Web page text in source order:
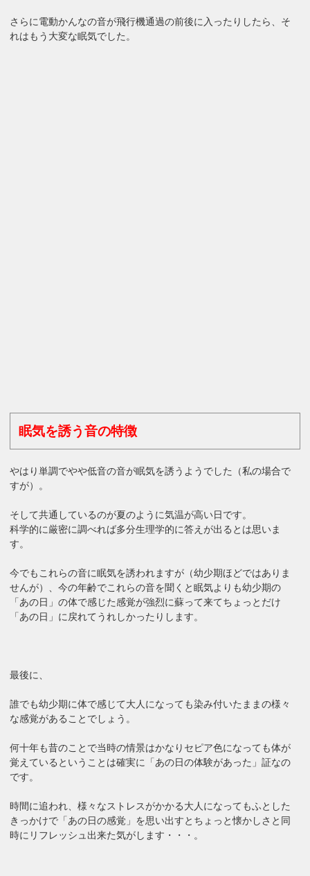
さらに電動かんなの音が飛行機通過の前後に入ったりしたら、そ
れはもう大変な眠気でした。
眠気を誘う音の特徴
やはり単調でやや低音の音が眠気を誘うようでした（私の場合で
すが）。
そして共通しているのが夏のように気温が高い日です。
科学的に厳密に調べれば多分生理学的に答えが出るとは思いま
す。
今でもこれらの音に眠気を誘われますが（幼少期ほどではありま
せんが）、今の年齢でこれらの音を聞くと眠気よりも幼少期の
「あの日」の体で感じた感覚が強烈に蘇って来てちょっとだけ
「あの日」に戻れてうれしかったりします。
最後に、
誰でも幼少期に体で感じて大人になっても染み付いたままの様々
な感覚があることでしょう。
何十年も昔のことで当時の情景はかなりセピア色になっても体が
覚えているということは確実に「あの日の体験があった」証なの
です。
時間に追われ、様々なストレスがかかる大人になってもふとした
きっかけで「あの日の感覚」を思い出すとちょっと懐かしさと同
時にリフレッシュ出来た気がします・・・。